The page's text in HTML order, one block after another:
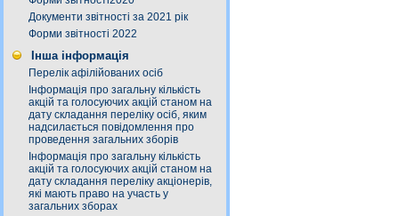
Документи звітності за 2021 рік
Форми звітності 2022
Інша інформація
Перелік афілійованих осіб
Інформація про загальну кількість
акцій та голосуючих акцій станом на
дату складання переліку осіб, яким
надсилається повідомлення про
проведення загальних зборів
Інформація про загальну кількість
акцій та голосуючих акцій станом на
дату складання переліку акціонерів,
які мають право на участь у
загальних зборах